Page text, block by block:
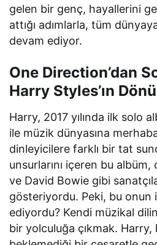
gelen bir genç, hayallerini
attığı adımlarla, tüm
devam ediyor.
One Direction’dan
Harry Styles’ın
Harry, 2017 yılında ilk solo
ile müzik dünyasına
dinleyicilere farklı bir tat
unsurlarını içeren bu
ve David Bowie gibi
gösteriyordu. Peki, bu onun
ediyordu? Kendi müzikal
bir yolculuğa çıkmak. Harry,